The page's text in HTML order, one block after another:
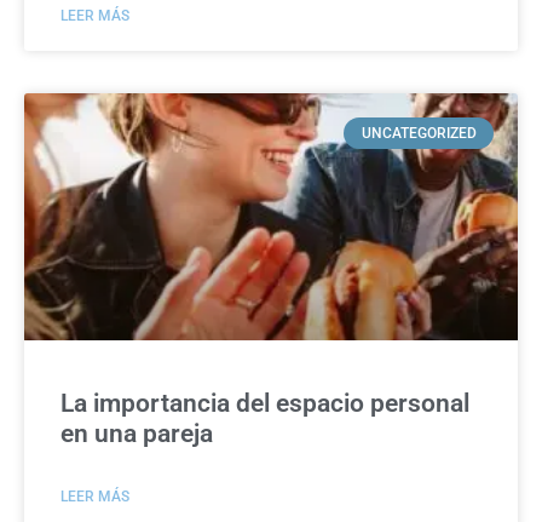
LEER MÁS
UNCATEGORIZED
La importancia del espacio personal
en una pareja
LEER MÁS